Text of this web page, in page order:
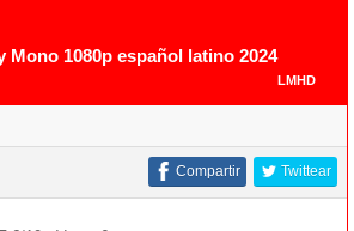
Mono 1080p español latino 2024
LMHD
Twittear
Compartir